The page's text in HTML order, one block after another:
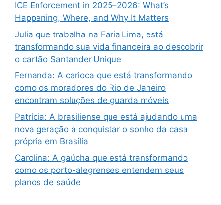
ICE Enforcement in 2025–2026: What’s
Happening, Where, and Why It Matters
Julia que trabalha na Faria Lima, está
transformando sua vida financeira ao descobrir
o cartão Santander Unique
Fernanda: A carioca que está transformando
como os moradores do Rio de Janeiro
encontram soluções de guarda móveis
Patrícia: A brasiliense que está ajudando uma
nova geração a conquistar o sonho da casa
própria em Brasília
Carolina: A gaúcha que está transformando
como os porto-alegrenses entendem seus
planos de saúde